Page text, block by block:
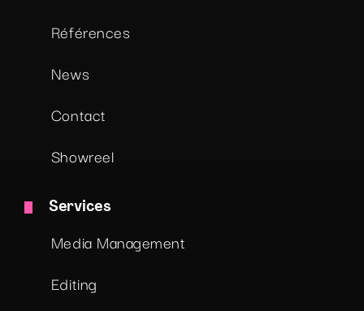
Références
News
Contact
Showreel
Services
Media Management
Editing